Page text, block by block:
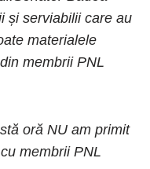
și serviabilii care au
materialele
membrii PNL
oră NU am primit
membrii PNL